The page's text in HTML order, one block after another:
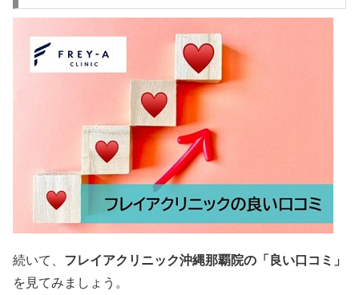
続いて、 フレイアクリニック沖縄那覇院の「良い口コミ」
を見てみましょう。